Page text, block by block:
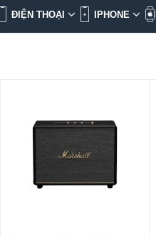
ĐIỆN THOẠI IPHONE